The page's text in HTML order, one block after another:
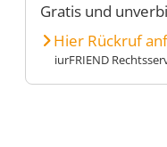
Gratis und
Hier Rückruf
iurFRIEND